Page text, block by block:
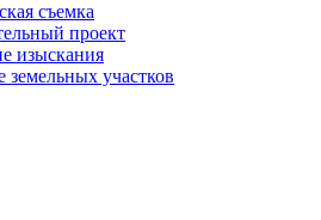
съемка
проект
изыскания
земельных участков